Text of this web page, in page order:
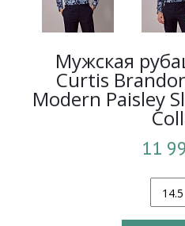
Мужская
Curtis
Modern Paisley
11